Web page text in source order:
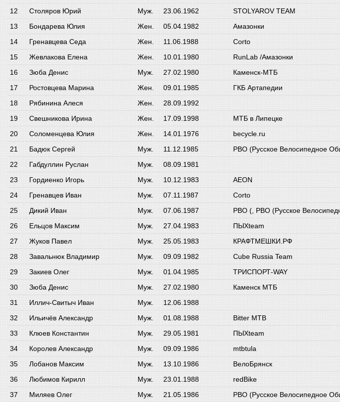
Столяров Юрий
Муж. 23.06.1962 STOLYAROV TEAM
Бондарева Юлия
Жен. 05.04.1982 Амазонки
Гренавцева Седа
Жен. 11.06.1988 Corto
Жевлакова Елена
Жен. 10.01.1980 RunLab /Амазонки
Зюба Денис
Муж. 27.02.1980 Каменск-МТБ
Ростовцева Марина
Жен. 09.01.1985 ГКБ Артапедии
Рябинина Алеся
Жен. 28.09.1992
Свешникова Ирина
Жен. 17.09.1998 МТБ в Липецке
Соломенцева Юлия
Жен. 14.01.1976 becycle.ru
Бадюк Сергей
Муж. 11.12.1985 РВО (Русское Велосипедное
Габдуллин Руслан
Муж. 08.09.1981
Гордиенко Игорь
Муж. 10.12.1983 AEON
Гренавцев Иван
Муж. 07.11.1987 Corto
Дикий Иван
Муж. 07.06.1987 РВО (, РВО (Русское
Ельцов Максим
Муж. 27.04.1983 ПЫХteam
Жуков Павел
Муж. 25.05.1983 КРАФТМЕШКИ.РФ
Завальнюк Владимир
Муж. 09.09.1982 Cube Russia Team
Закиев Олег
Муж. 01.04.1985 ТРИСПОРТ-WAY
Зюба Денис
Муж. 27.02.1980 Каменск МТБ
Иллич-Свитыч Иван
Муж. 12.06.1988
Ильичёв Александр
Муж. 01.08.1988 Bitter MTB
Клюев Константин
Муж. 29.05.1981 ПЫХteam
Королев Александр
Муж. 09.09.1986 mtbtula
Лобанов Максим
Муж. 13.10.1986 ВелоБрянск
Любимов Кирилл
Муж. 23.01.1988 redBike
Миляев Олег
Муж. 21.05.1986 РВО (Русское Велосипедное